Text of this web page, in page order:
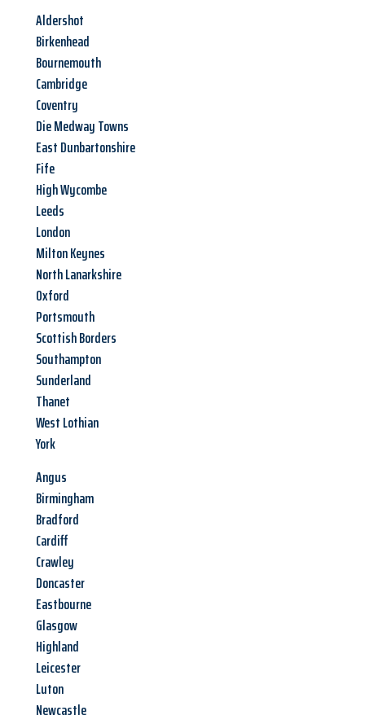
Aldershot
Birkenhead
Bournemouth
Cambridge
Coventry
Die Medway Towns
East Dunbartonshire
Fife
High Wycombe
Leeds
London
Milton Keynes
North Lanarkshire
Oxford
Portsmouth
Scottish Borders
Southampton
Sunderland
Thanet
West Lothian
York
Angus
Birmingham
Bradford
Cardiff
Crawley
Doncaster
Eastbourne
Glasgow
Highland
Leicester
Luton
Newcastle